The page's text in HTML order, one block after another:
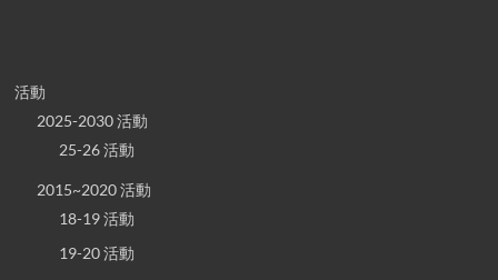
活動
2025-2030 活動
25-26 活動
2015~2020 活動
18-19 活動
19-20 活動